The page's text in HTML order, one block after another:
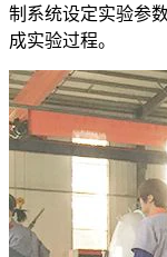
制系统设定实验参
成实验过程。